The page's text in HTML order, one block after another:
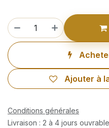
Ajouter à
Conditions générales
Livraison : 2 à 4 jours